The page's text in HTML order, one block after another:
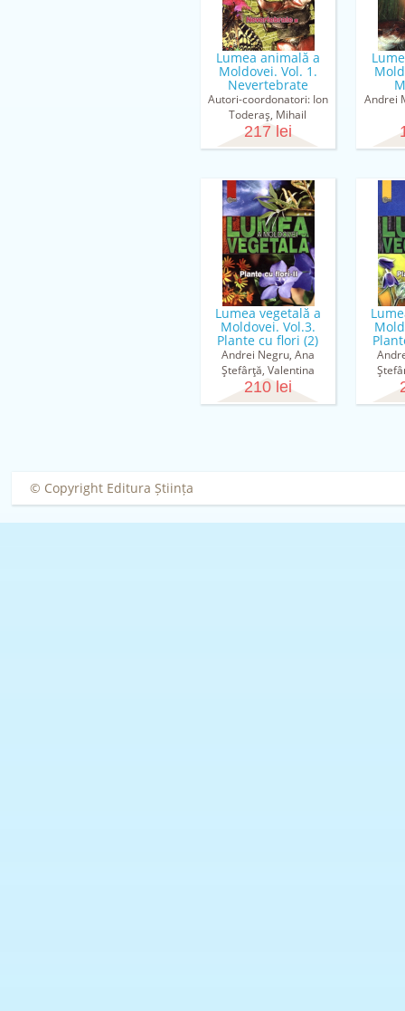
Lumea animală a
Moldovei. Vol. 1.
Nevertebrate
Autori-coordonatori: Ion
Toderaş, Mihail
Vladimirov, Zaharia
Neculiseanu
217 lei
Andrei
Lumea vegetală a
Moldovei. Vol.3.
Plante cu flori (2)
Andrei Negru, Ana
Ştefârţă, Valentina
Cantemir, Gheorghe
Gânju, Veaceslav
210 lei
© Copyright Editura Știința